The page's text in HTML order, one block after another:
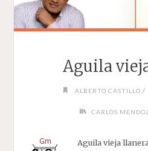
Aguila
ALBERTO CASTILLO /
CARLOS
Aguila vieja